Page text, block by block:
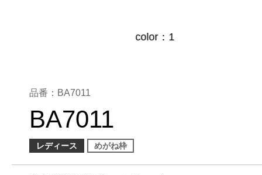
品番：BA7011
BA7011
レディース めがね枠